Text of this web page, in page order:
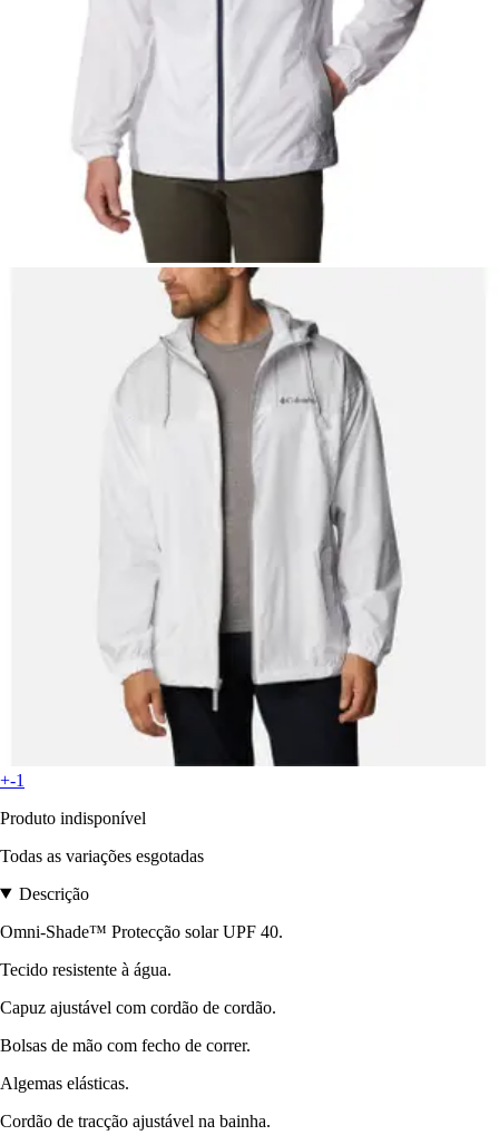
+-1
Produto indisponível
Todas as variações esgotadas
Descrição
Omni-Shade™ Protecção solar UPF 40.
Tecido resistente à água.
Capuz ajustável com cordão de cordão.
Bolsas de mão com fecho de correr.
Algemas elásticas.
Cordão de tracção ajustável na bainha.